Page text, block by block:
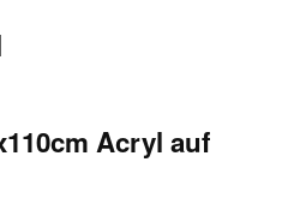
Acryl auf